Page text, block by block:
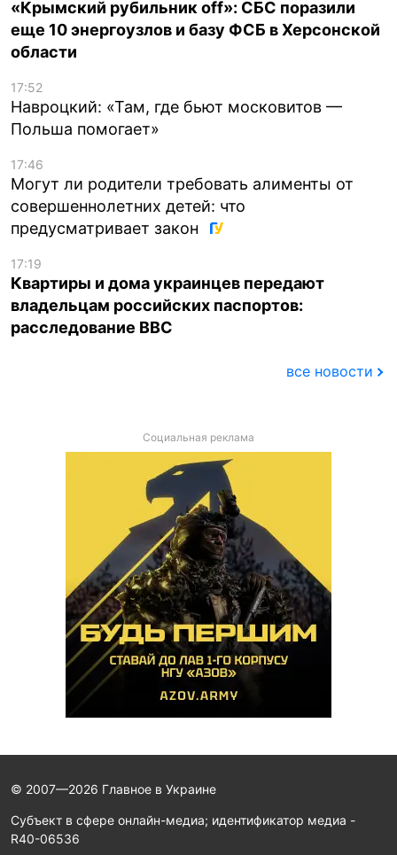
«Крымский рубильник off»: СБС поразили
еще 10 энергоузлов и базу ФСБ в Херсонской
области
17:52
Навроцкий: «Там, где бьют московитов —
Польша помогает»
17:46
Могут ли родители требовать алименты от
совершеннолетних детей: что
предусматривает закон
17:19
Квартиры и дома украинцев передают
владельцам российских паспортов:
расследование BBC
все новости
Социальная реклама
© 2007—2026 Главное в Украине
Субъект в сфере онлайн-медиа; идентификатор медиа -
R40-06536